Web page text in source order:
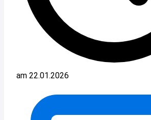
am 22.01.2026